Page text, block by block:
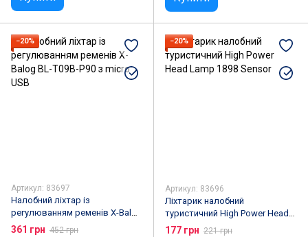
−20%
Артикул: 83697
Налобний ліхтар із
регулюванням ременів X-Balog
BL-T09B-P90 з micro USB
361 грн 452 грн
−20%
Артикул: 83696
Ліхтарик налобний
туристичний High Power Head
Lamp 1898 Sensor
177 грн 221 грн